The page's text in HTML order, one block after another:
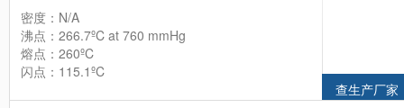
密度：N/A
沸点：266.7ºC at 760 mmHg
熔点：260ºC
闪点：115.1ºC
查生产厂家